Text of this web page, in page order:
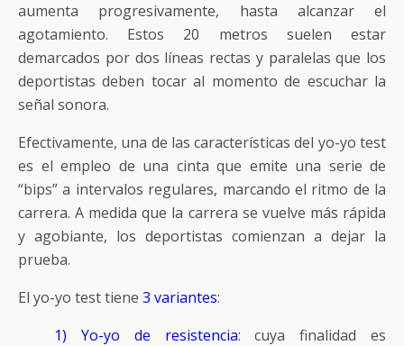
aumenta progresivamente, hasta alcanzar el
agotamiento. Estos 20 metros suelen estar
demarcados por dos líneas rectas y paralelas que los
deportistas deben tocar al momento de escuchar la
señal sonora.
Efectivamente, una de las características del yo-yo test
es el empleo de una cinta que emite una serie de
“bips” a intervalos regulares, marcando el ritmo de la
carrera. A medida que la carrera se vuelve más rápida
y agobiante, los deportistas comienzan a dejar la
prueba.
El yo-yo test tiene 3 variantes:
1) Yo-yo de resistencia: cuya finalidad es